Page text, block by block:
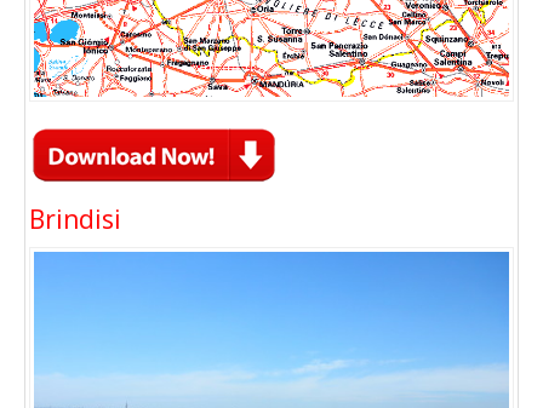
Brindisi